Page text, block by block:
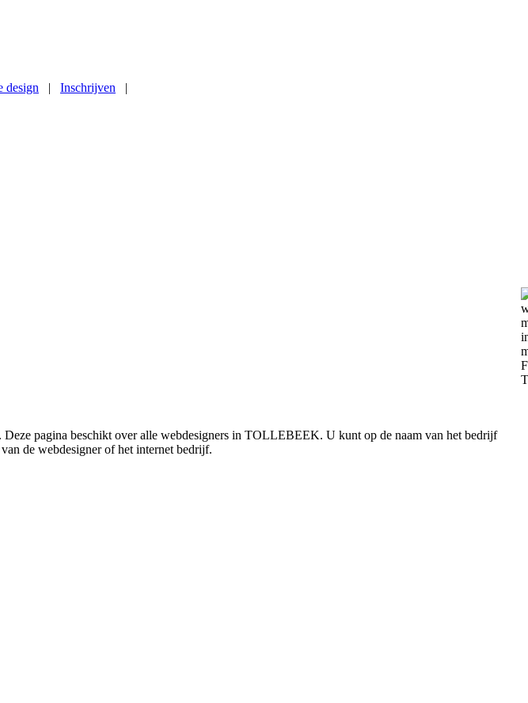
design | Inschrijven |
pagina beschikt over alle webdesigners in TOLLEBEEK. U kunt op de naam van het bedrijf
de webdesigner of het internet bedrijf.